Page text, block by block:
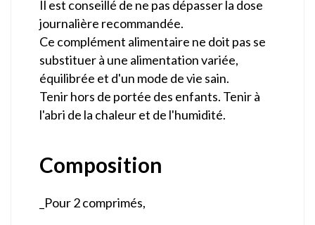
Il est conseillé de ne pas dépasser la dose
journalière recommandée.
Ce complément alimentaire ne doit pas se
substituer à une alimentation variée,
équilibrée et d'un mode de vie sain.
Tenir hors de portée des enfants. Tenir à
l'abri de la chaleur et de l'humidité.
Composition
_Pour 2 comprimés,